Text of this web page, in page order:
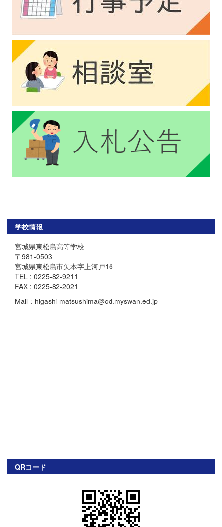
学校情報
宮城県東松島高等学校
〒981-0503
宮城県東松島市矢本字上河戸16
TEL : 0225-82-9211
FAX : 0225-82-2021
Mail：higashi-matsushima@od.myswan.ed.jp
QRコード